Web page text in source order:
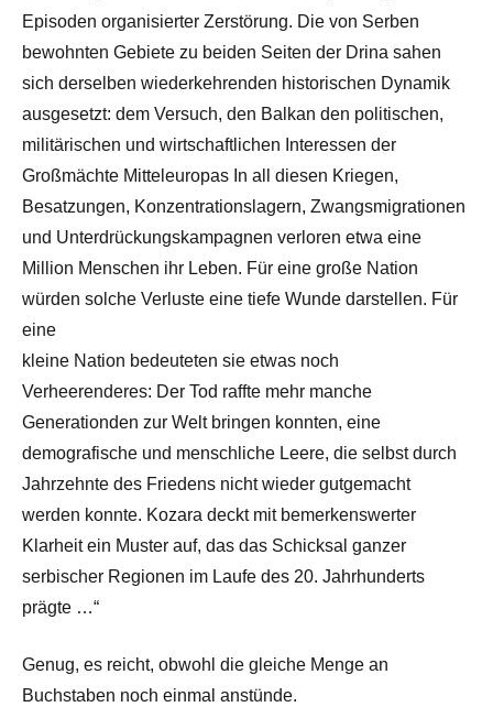
Episoden organisierter Zerstörung. Die von Serben
bewohnten Gebiete zu beiden Seiten der Drina sahen
sich derselben wiederkehrenden historischen Dynamik
ausgesetzt: dem Versuch, den Balkan den politischen,
militärischen und wirtschaftlichen Interessen der
Großmächte Mitteleuropas In all diesen Kriegen,
Besatzungen, Konzentrationslagern, Zwangsmigrationen
und Unterdrückungskampagnen verloren etwa eine
Million Menschen ihr Leben. Für eine große Nation
würden solche Verluste eine tiefe Wunde darstellen. Für
eine
kleine Nation bedeuteten sie etwas noch
Verheerenderes: Der Tod raffte mehr manche
Generationden zur Welt bringen konnten, eine
demografische und menschliche Leere, die selbst durch
Jahrzehnte des Friedens nicht wieder gutgemacht
werden konnte. Kozara deckt mit bemerkenswerter
Klarheit ein Muster auf, das das Schicksal ganzer
serbischer Regionen im Laufe des 20. Jahrhunderts
prägte …“
Genug, es reicht, obwohl die gleiche Menge an
Buchstaben noch einmal anstünde.